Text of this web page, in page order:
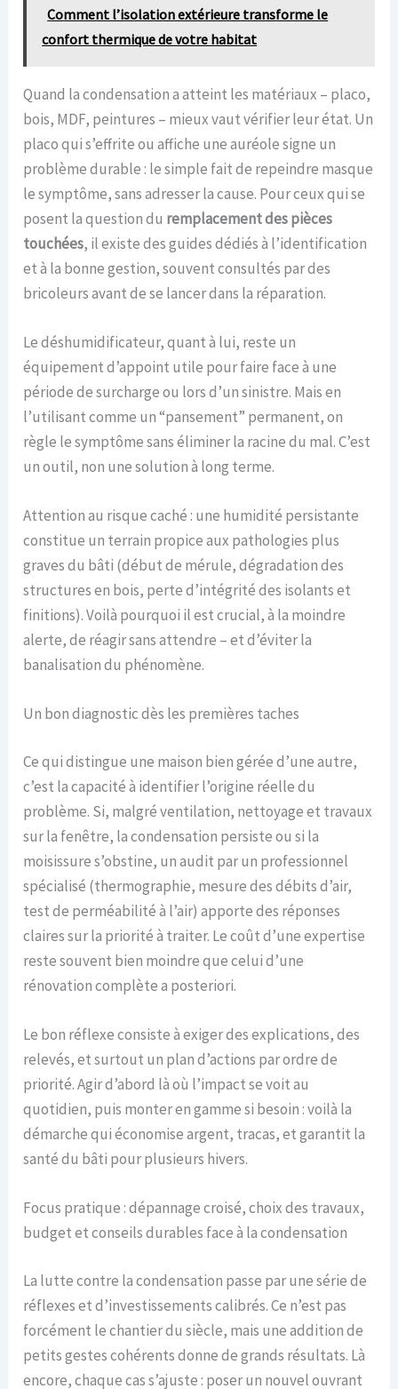
Comment l’isolation extérieure transforme le
confort thermique de votre habitat
Quand la condensation a atteint les matériaux – placo,
bois, MDF, peintures – mieux vaut vérifier leur état. Un
placo qui s’effrite ou affiche une auréole signe un
problème durable : le simple fait de repeindre masque
le symptôme, sans adresser la cause. Pour ceux qui se
posent la question du remplacement des pièces
touchées, il existe des guides dédiés à l’identification
et à la bonne gestion, souvent consultés par des
bricoleurs avant de se lancer dans la réparation.
Le déshumidificateur, quant à lui, reste un
équipement d’appoint utile pour faire face à une
période de surcharge ou lors d’un sinistre. Mais en
l’utilisant comme un “pansement” permanent, on
règle le symptôme sans éliminer la racine du mal. C’est
un outil, non une solution à long terme.
Attention au risque caché : une humidité persistante
constitue un terrain propice aux pathologies plus
graves du bâti (début de mérule, dégradation des
structures en bois, perte d’intégrité des isolants et
finitions). Voilà pourquoi il est crucial, à la moindre
alerte, de réagir sans attendre – et d’éviter la
banalisation du phénomène.
Un bon diagnostic dès les premières taches
Ce qui distingue une maison bien gérée d’une autre,
c’est la capacité à identifier l’origine réelle du
problème. Si, malgré ventilation, nettoyage et travaux
sur la fenêtre, la condensation persiste ou si la
moisissure s’obstine, un audit par un professionnel
spécialisé (thermographie, mesure des débits d’air,
test de perméabilité à l’air) apporte des réponses
claires sur la priorité à traiter. Le coût d’une expertise
reste souvent bien moindre que celui d’une
rénovation complète a posteriori.
Le bon réflexe consiste à exiger des explications, des
relevés, et surtout un plan d’actions par ordre de
priorité. Agir d’abord là où l’impact se voit au
quotidien, puis monter en gamme si besoin : voilà la
démarche qui économise argent, tracas, et garantit la
santé du bâti pour plusieurs hivers.
Focus pratique : dépannage croisé, choix des travaux,
budget et conseils durables face à la condensation
La lutte contre la condensation passe par une série de
réflexes et d’investissements calibrés. Ce n’est pas
forcément le chantier du siècle, mais une addition de
petits gestes cohérents donne de grands résultats. Là
encore, chaque cas s’ajuste : poser un nouvel ouvrant